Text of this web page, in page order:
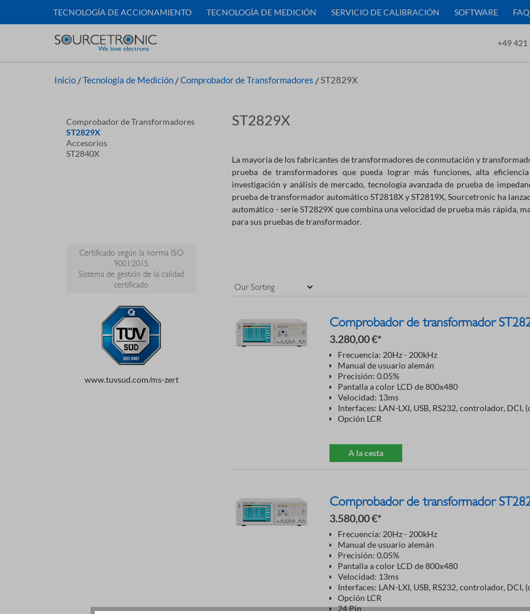
TECNOLOGÍA DE ACCIONAMIENTO TECNOLOGÍA DE MEDICIÓN SERVICIO DE CALIBRACIÓN SOFTWARE FAQ
+49 421
Inicio /Tecnología de Medición /Comprobador de Transformadores /ST2829X
Comprobador de Transformadores
ST2829X
Accesorios
ST2840X
Certificado según la norma ISO
9001:2015
Sistema de gestión de la calidad
certificado
www.tuvsud.com/ms-zert
ST2829X
La mayoría de los fabricantes de transformadores de conmutación y
prueba de transformadores que pueda lograr más funciones, alta
investigación y análisis de mercado, tecnología avanzada de prueba de
prueba de transformador automático ST2818X y ST2819X, Sourcetronic ha
automático - serie ST2829X que combina una velocidad de prueba más rápida,
para sus pruebas de transformador.
Comprobador de transformador
3.280,00 €*
Frecuencia: 20Hz - 200kHz
Manual de usuario alemán
Precisión: 0.05%
Pantalla a color LCD de 800x480
Velocidad: 13ms
Interfaces: LAN-LXI, USB, RS232, controlador, DCI,
Opción LCR
A la cesta
Comprobador de transformador
3.580,00 €*
Frecuencia: 20Hz - 200kHz
Manual de usuario alemán
Precisión: 0.05%
Pantalla a color LCD de 800x480
Velocidad: 13ms
Interfaces: LAN-LXI, USB, RS232, controlador, DCI,
Opción LCR
24 Pin